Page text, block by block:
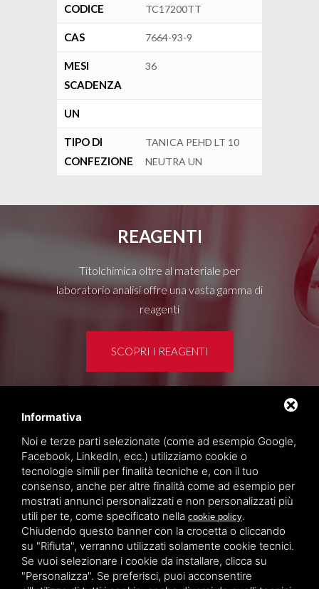
CODICE TC17200TT
CAS 7664-93-9
MESI
SCADENZA
36
UN
TIPO DI
CONFEZIONE
TANICA PEHD LT 10
NEUTRA UN
REAGENTI
Titolchimica oltre al materiale per
laboratorio analisi offre una vasta gamma di
reagenti
SCOPRI I REAGENTI
Area clienti
Privacy policy
Sitemap
TITOLCHIMICA SPA - VIA DELL'ARTIGIANATO, 2
(MACROAREA) 45030 VILLAMARZANA (RO) ITALY,
TEL +39 0425 492644. P.I. 00748970290
Informativa
Noi e terze parti selezionate (come ad esempio Google,
Facebook, LinkedIn, ecc.) utilizziamo cookie o
tecnologie simili per finalità tecniche e, con il tuo
consenso, anche per altre finalità come ad esempio per
mostrati annunci personalizzati e non personalizzati più
utili per te, come specificato nella cookie policy.
Chiudendo questo banner con la crocetta o cliccando
su "Rifiuta", verranno utilizzati solamente cookie tecnici.
Se vuoi selezionare i cookie da installare, clicca su
"Personalizza". Se preferisci, puoi acconsentire